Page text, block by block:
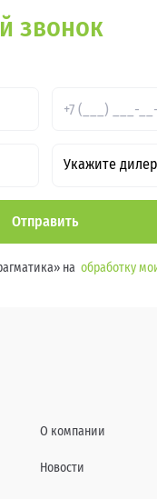
звонок
Укажите
Отправить
на обработку
О компании
Новости